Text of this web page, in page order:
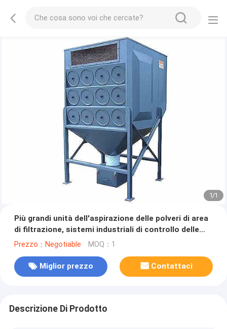
1/1
Più grandi unità dell'aspirazione delle polveri di area
di filtrazione, sistemi industriali di controllo delle
polveri
Prezzo：Negotiable MOQ：1
Miglior prezzo Contattaci
Descrizione Di Prodotto